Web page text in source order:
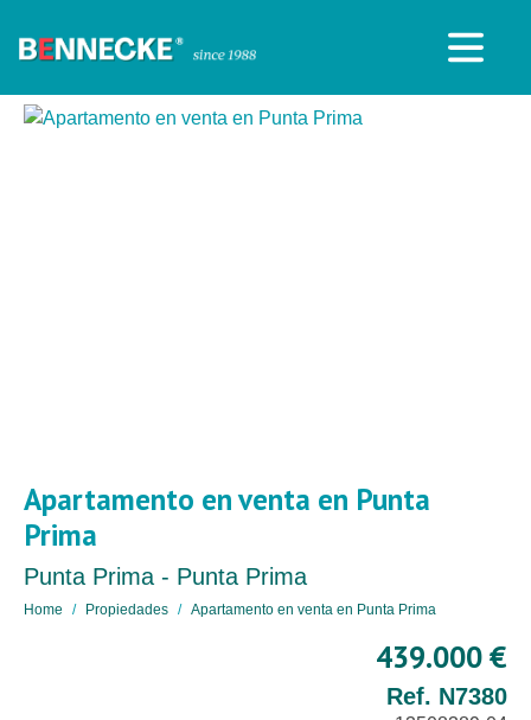
Apartamento en venta en Punta
Prima
Punta Prima - Punta Prima
Home Propiedades Apartamento en venta en Punta Prima
439.000 €
Ref. N7380